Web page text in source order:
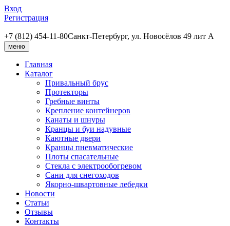
Вход
Регистрация
+7 (812) 454-11-80Санкт-Петербург, ул. Новосёлов 49 лит А
меню
Главная
Каталог
Привальный брус
Протекторы
Гребные винты
Крепление контейнеров
Канаты и шнуры
Кранцы и буи надувные
Каютные двери
Кранцы пневматические
Плоты спасательные
Стекла с электрообогревом
Сани для снегоходов
Якорно-швартовные лебедки
Новости
Статьи
Отзывы
Контакты